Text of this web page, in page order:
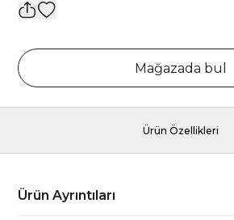
Mağazada bul
Ürün Özellikleri
Ürün Ayrıntıları